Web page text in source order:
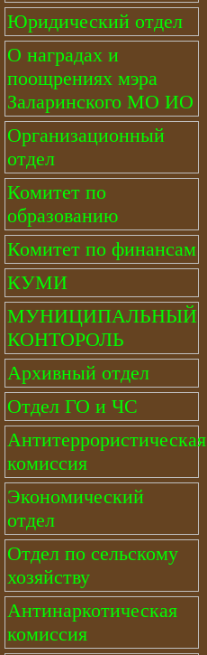
Юридический отдел
О наградах и
поощрениях мэра
Заларинского МО ИО
Организационный
отдел
Комитет по
образованию
Комитет по финансам
КУМИ
МУНИЦИПАЛЬНЫЙ
КОНТОРОЛЬ
Архивный отдел
Отдел ГО и ЧС
Антитеррористическая
комиссия
Экономический
отдел
Отдел по сельскому
хозяйству
Антинаркотическая
комиссия